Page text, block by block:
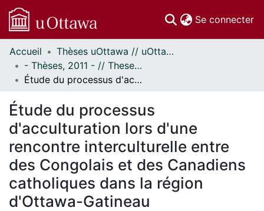
Se connecter
Communautés
et collections
Parcourir
Statistiques
À propos
Accueil
Thèses uOttawa // uOttawa Theses
- Thèses, 2011 - // Theses, 2011 -
Étude du processus d'acculturation lors d'une rencontre interculturelle entre des Congolais et des Canadiens catholiques dans la région d'Ottawa-Gatineau
Étude du processus
d'acculturation lors d'une
rencontre interculturelle entre
des Congolais et des Canadiens
catholiques dans la région
d'Ottawa-Gatineau